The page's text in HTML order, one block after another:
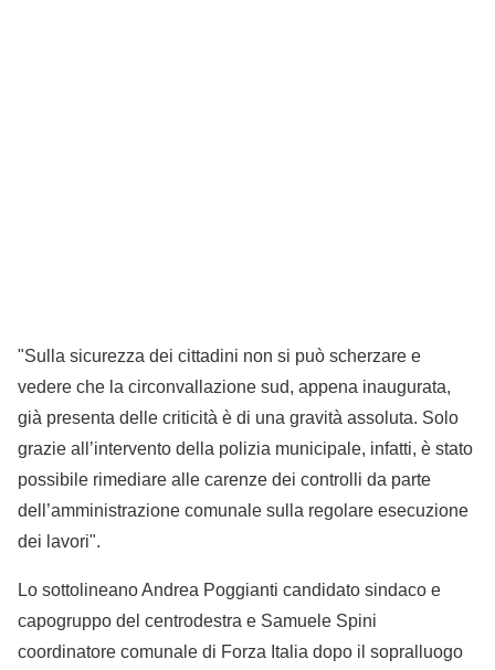
"Sulla sicurezza dei cittadini non si può scherzare e
vedere che la circonvallazione sud, appena inaugurata,
già presenta delle criticità è di una gravità assoluta. Solo
grazie all’intervento della polizia municipale, infatti, è stato
possibile rimediare alle carenze dei controlli da parte
dell’amministrazione comunale sulla regolare esecuzione
dei lavori".
Lo sottolineano Andrea Poggianti candidato sindaco e
capogruppo del centrodestra e Samuele Spini
coordinatore comunale di Forza Italia dopo il sopralluogo